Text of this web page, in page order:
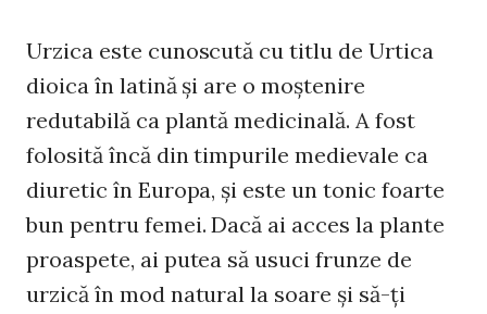
Urzica este cunoscută cu titlu de Urtica
dioica în latină şi are o moştenire
redutabilă ca plantă medicinală. A fost
folosită încă din timpurile medievale ca
diuretic în Europa, şi este un tonic foarte
bun pentru femei. Dacă ai acces la plante
proaspete, ai putea să usuci frunze de
urzică în mod natural la soare şi să-ţi